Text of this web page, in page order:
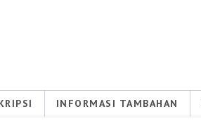
INFORMASI TAMBAHAN